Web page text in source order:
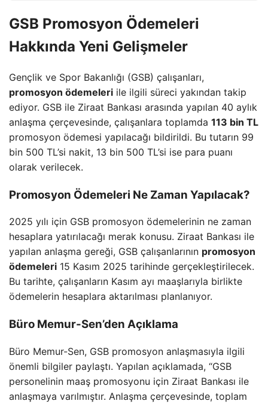
GSB Promosyon Ödemeleri
Hakkında Yeni Gelişmeler
Gençlik ve Spor Bakanlığı (GSB) çalışanları,
promosyon ödemeleri ile ilgili süreci yakından takip
ediyor. GSB ile Ziraat Bankası arasında yapılan 40 aylık
anlaşma çerçevesinde, çalışanlara toplamda 113 bin TL
promosyon ödemesi yapılacağı bildirildi. Bu tutarın 99
bin 500 TL’si nakit, 13 bin 500 TL’si ise para puanı
olarak verilecek.
Promosyon Ödemeleri Ne Zaman Yapılacak?
2025 yılı için GSB promosyon ödemelerinin ne zaman
hesaplara yatırılacağı merak konusu. Ziraat Bankası ile
yapılan anlaşma gereği, GSB çalışanlarının promosyon
ödemeleri 15 Kasım 2025 tarihinde gerçekleştirilecek.
Bu tarihte, çalışanların Kasım ayı maaşlarıyla birlikte
ödemelerin hesaplara aktarılması planlanıyor.
Büro Memur-Sen’den Açıklama
Büro Memur-Sen, GSB promosyon anlaşmasıyla ilgili
önemli bilgiler paylaştı. Yapılan açıklamada, “GSB
personelinin maaş promosyonu için Ziraat Bankası ile
anlaşmaya varılmıştır. Anlaşma çerçevesinde, toplam